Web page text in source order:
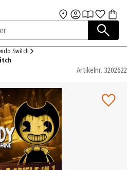
Zum Hauptinhalt
Switch
Artikelnr. 3202622